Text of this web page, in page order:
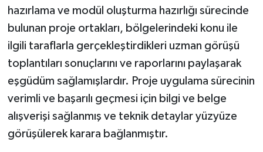
hazırlama ve modül oluşturma hazırlığı sürecinde
bulunan proje ortakları, bölgelerindeki konu ile
ilgili taraflarla gerçekleştirdikleri uzman görüşü
toplantıları sonuçlarını ve raporlarını paylaşarak
eşgüdüm sağlamışlardır. Proje uygulama sürecinin
verimli ve başarılı geçmesi için bilgi ve belge
alışverişi sağlanmış ve teknik detaylar yüzyüze
görüşülerek karara bağlanmıştır.